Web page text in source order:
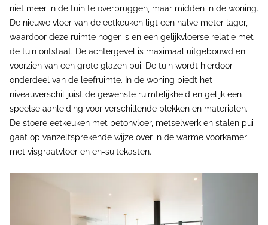
niet meer in de tuin te overbruggen, maar midden in de woning.
De nieuwe vloer van de eetkeuken ligt een halve meter lager,
waardoor deze ruimte hoger is en een gelijkvloerse relatie met
de tuin ontstaat. De achtergevel is maximaal uitgebouwd en
voorzien van een grote glazen pui. De tuin wordt hierdoor
onderdeel van de leefruimte. In de woning biedt het
niveauverschil juist de gewenste ruimtelijkheid en gelijk een
speelse aanleiding voor verschillende plekken en materialen.
De stoere eetkeuken met betonvloer, metselwerk en stalen pui
gaat op vanzelfsprekende wijze over in de warme voorkamer
met visgraatvloer en en-suitekasten.